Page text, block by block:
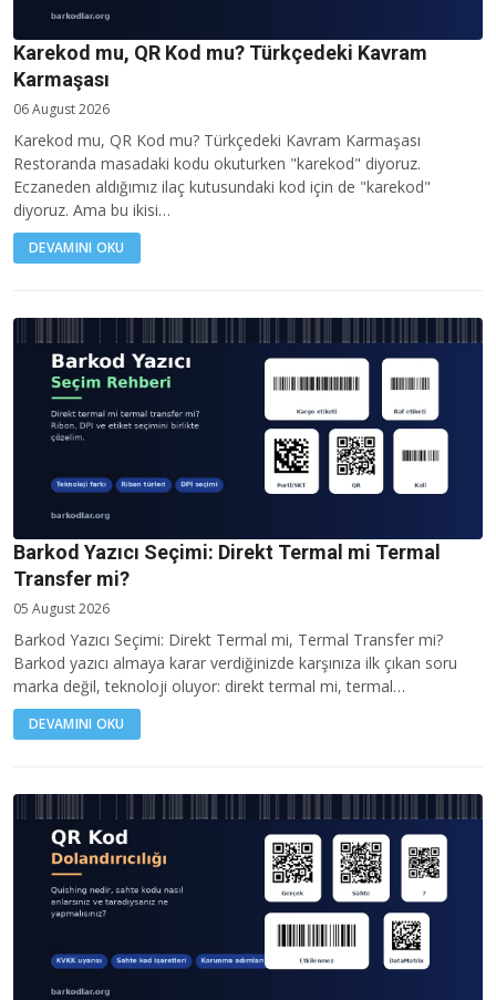
Karekod mu, QR Kod mu? Türkçedeki Kavram
Karmaşası
06 August 2026
Karekod mu, QR Kod mu? Türkçedeki Kavram Karmaşası
Restoranda masadaki kodu okuturken "karekod" diyoruz.
Eczaneden aldığımız ilaç kutusundaki kod için de "karekod"
diyoruz. Ama bu ikisi…
DEVAMINI OKU
Barkod Yazıcı Seçimi: Direkt Termal mi Termal
Transfer mi?
05 August 2026
Barkod Yazıcı Seçimi: Direkt Termal mi, Termal Transfer mi?
Barkod yazıcı almaya karar verdiğinizde karşınıza ilk çıkan soru
marka değil, teknoloji oluyor: direkt termal mi, termal…
DEVAMINI OKU